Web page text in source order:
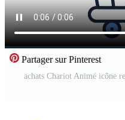
Partager sur Pinterest